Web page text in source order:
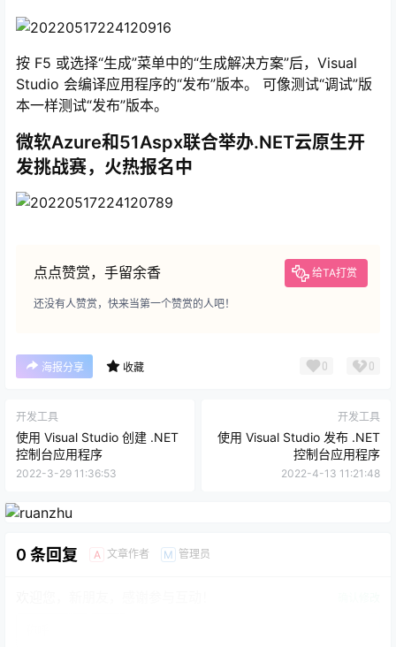
按 F5 或选择“生成”菜单中的“生成解决方案”后，Visual
Studio 会编译应用程序的“发布”版本。 可像测试“调试”版
本一样测试“发布”版本。
微软Azure和51Aspx联合举办.NET云原生开
发挑战赛，火热报名中
点点赞赏，手留余香 给TA打赏
还没有人赞赏，快来当第一个赞赏的人吧！
海报分享 收藏 0 0
开发工具
使用 Visual Studio 创建 .NET
控制台应用程序
2022-3-29 11:36:53
开发工具
使用 Visual Studio 发布 .NET
控制台应用程序
2022-4-13 11:21:48
0 条回复 A 文章作者 M 管理员